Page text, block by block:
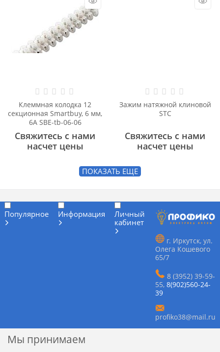
Клеммная колодка 12
секционная Smartbuy, 6 мм,
6А SBE-tb-06-06
Свяжитесь с нами
насчет цены
Зажим натяжной клиновой
STC
Свяжитесь с нами
насчет цены
ПОКАЗАТЬ ЕЩЕ
Популярное Информация
Личный
кабинет
г. Иркутск, ул.
Олега Кошевого
65/7
8 (3952) 39-59-
55, 8(902)560-24-
39
profiko38@mail.ru
Мы принимаем